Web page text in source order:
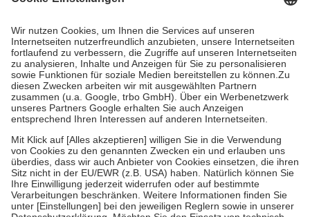
Kosten dafür, der Versicherte trägt einen Teil davon als Zuzahlung
Grundsätzlich leisten Mitglieder Zuzahlungen in Höhe von zehn
Prozent des Abgabepreises,mindestens jedochfünf Euround
höchstens zehn Euro.Es sind jedoch nie mehr als die tatsächlichen
Kosten der Leistung zu entrichten.
Diese Regeln gelten grundsätzlich auch für Online-Apotheken.
Bei Heilmitteln und häuslicher Krankenpflege beträgt die
Zuzahlung zehn Prozent der Kosten sowie zehn Euro je
Verordnung.
Um das Engagement der Versicherten für ihre eigene Gesundheit zu
stärken und die besondere Stellung der Familie zu unterstützen,
fallenkeine Zuzahlungenan bei:
• Kindern und Jugendlichen bis zum vollendeten 18. Lebensjahr
mit Ausnahme der Fahrkosten